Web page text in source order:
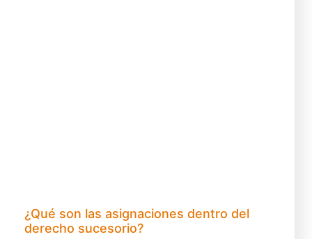
¿Qué son las asignaciones dentro del
derecho sucesorio?